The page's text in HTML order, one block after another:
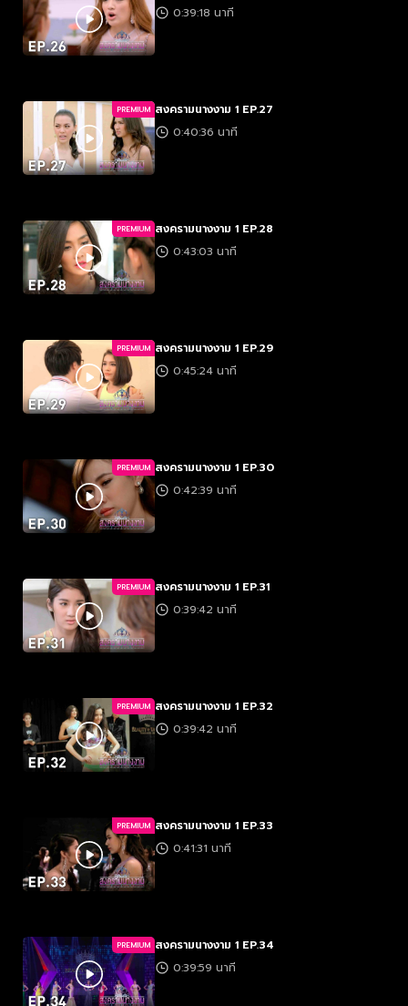
0:39:18 นาที
PREMIUM สงครามนางงาม 1 EP.27
0:40:36 นาที
PREMIUM สงครามนางงาม 1 EP.28
0:43:03 นาที
PREMIUM สงครามนางงาม 1 EP.29
0:45:24 นาที
PREMIUM สงครามนางงาม 1 EP.30
0:42:39 นาที
PREMIUM สงครามนางงาม 1 EP.31
0:39:42 นาที
PREMIUM สงครามนางงาม 1 EP.32
0:39:42 นาที
PREMIUM สงครามนางงาม 1 EP.33
0:41:31 นาที
PREMIUM สงครามนางงาม 1 EP.34
0:39:59 นาที